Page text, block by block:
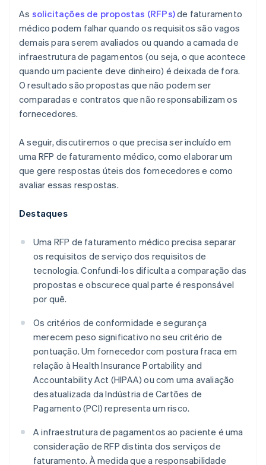
As solicitações de propostas (RFPs)de faturamento
médico podem falhar quando os requisitos são vagos
demais para serem avaliados ou quando a camada de
infraestrutura de pagamentos (ou seja, o que acontece
quando um paciente deve dinheiro) é deixada de fora.
O resultado são propostas que não podem ser
comparadas e contratos que não responsabilizam os
fornecedores.
A seguir, discutiremos o que precisa ser incluído em
uma RFP de faturamento médico, como elaborar um
que gere respostas úteis dos fornecedores e como
avaliar essas respostas.
Destaques
Uma RFP de faturamento médico precisa separar
os requisitos de serviço dos requisitos de
tecnologia. Confundi-los dificulta a comparação das
propostas e obscurece qual parte é responsável
por quê.
Os critérios de conformidade e segurança
merecem peso significativo no seu critério de
pontuação. Um fornecedor com postura fraca em
relação à Health Insurance Portability and
Accountability Act (HIPAA) ou com uma avaliação
desatualizada da Indústria de Cartões de
Pagamento (PCI) representa um risco.
A infraestrutura de pagamentos ao paciente é uma
consideração de RFP distinta dos serviços de
faturamento. À medida que a responsabilidade